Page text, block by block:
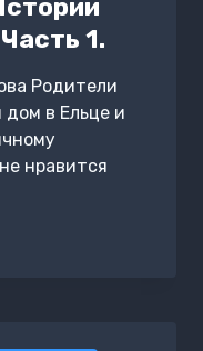
1.
Родители
в Ельце и
нравится